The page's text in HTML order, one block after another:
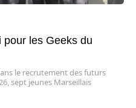
pour les Geeks du
le recrutement des futurs
sept jeunes Marseillais